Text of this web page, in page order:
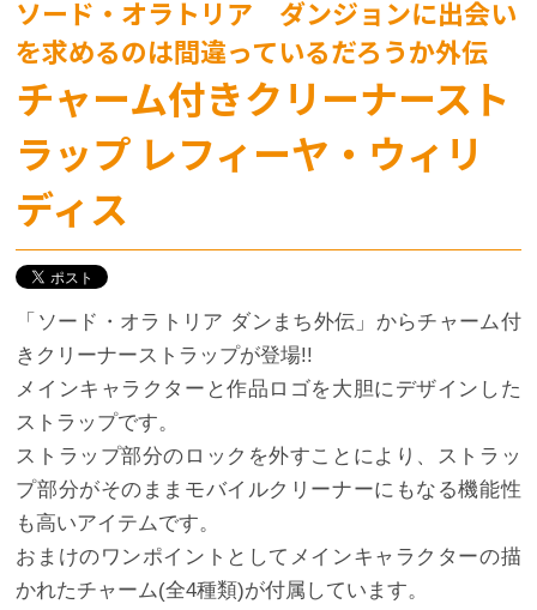
ソード・オラトリア ダンジョンに出会い
を求めるのは間違っているだろうか外伝
チャーム付きクリーナースト
ラップ レフィーヤ・ウィリ
ディス
「ソード・オラトリア ダンまち外伝」からチャーム付
きクリーナーストラップが登場!!
メインキャラクターと作品ロゴを大胆にデザインした
ストラップです。
ストラップ部分のロックを外すことにより、ストラッ
プ部分がそのままモバイルクリーナーにもなる機能性
も高いアイテムです。
おまけのワンポイントとしてメインキャラクターの描
かれたチャーム(全4種類)が付属しています。